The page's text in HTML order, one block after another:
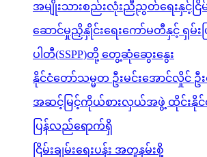
အမျိုးသားစည်းလုံးညီညွတ်ရေးနှင့်ငြိမ်း
ဆောင်မှုညှိနှိုင်းရေးကော်မတီနှင့် ရှမ်
ပါတီ(SSPP)တို့ တွေ့ဆုံဆွေးနွေး
နိုင်ငံတော်သမ္မတ ဦးမင်းအောင်လှိုင် ဦ
အဆင့်မြင့်ကိုယ်စားလှယ်အဖွဲ့ ထိုင်းနိုင်ငံ
ပြန်လည်ရောက်ရှိ
ငြိမ်းချမ်းရေးပန်း အတူနမ်းစို့